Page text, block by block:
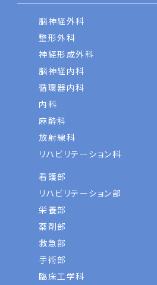
脳神経外科
整形外科
神経形成外科
脳神経内科
循環器内科
内科
麻酔科
放射線科
リハビリテーション科
看護部
リハビリテーション部
栄養部
薬剤部
救急部
手術部
臨床工学科